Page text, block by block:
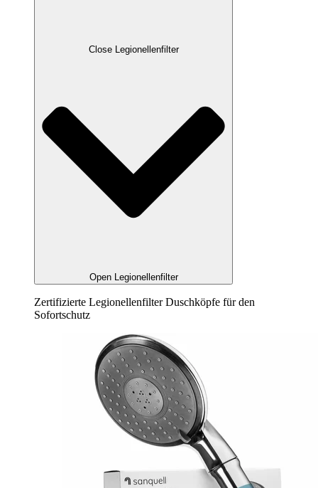
Close Legionellenfilter
Open Legionellenfilter
Zertifizierte Legionellenfilter Duschköpfe für den
Sofortschutz